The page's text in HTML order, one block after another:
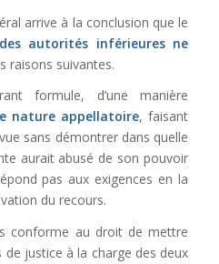
arrive à la conclusion que le
autorités inférieures ne
raisons suivantes.
formule, d’une manière
nature appellatoire, faisant
sans démontrer dans quelle
aurait abusé de son pouvoir
pas aux exigences en la
du recours.
conforme au droit de mettre
justice à la charge des deux